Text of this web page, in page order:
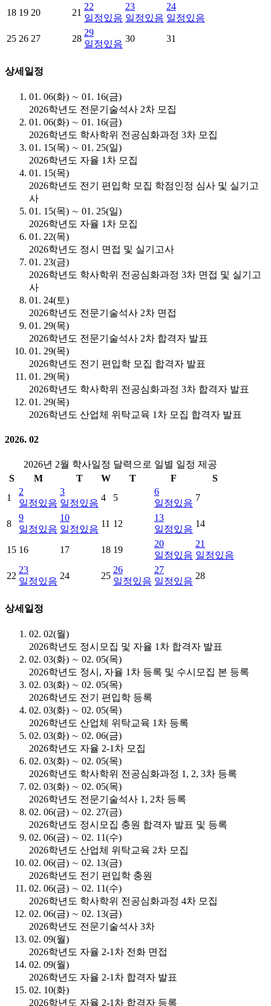
18 19 20 21
22
일정있음
23
일정있음
24
일정있음
25 26 27 28
29
일정있음
30 31
상세일정
01. 06(화) ∼ 01. 16(금)
2026학년도 전문기술석사 2차 모집
01. 06(화) ∼ 01. 16(금)
2026학년도 학사학위 전공심화과정 3차 모집
01. 15(목) ∼ 01. 25(일)
2026학년도 자율 1차 모집
01. 15(목)
2026학년도 전기 편입학 모집 학점인정 심사 및 실기고
사
01. 15(목) ∼ 01. 25(일)
2026학년도 자율 1차 모집
01. 22(목)
2026학년도 정시 면접 및 실기고사
01. 23(금)
2026학년도 학사학위 전공심화과정 3차 면접 및 실기고
사
01. 24(토)
2026학년도 전문기술석사 2차 면접
01. 29(목)
2026학년도 전문기술석사 2차 합격자 발표
01. 29(목)
2026학년도 전기 편입학 모집 합격자 발표
01. 29(목)
2026학년도 학사학위 전공심화과정 3차 합격자 발표
01. 29(목)
2026학년도 산업체 위탁교육 1차 모집 합격자 발표
2026. 02
2026년 2월 학사일정 달력으로 일별 일정 제공
S
M T W T F
S
1
2
일정있음
3
일정있음
4 5
6
일정있음
7
8
9
일정있음
10
일정있음
11 12
13
일정있음
14
15 16 17 18 19
20
일정있음
21
일정있음
22
23
일정있음
24 25
26
일정있음
27
일정있음
28
상세일정
02. 02(월)
2026학년도 정시모집 및 자율 1차 합격자 발표
02. 03(화) ∼ 02. 05(목)
2026학년도 정시, 자율 1차 등록 및 수시모집 본 등록
02. 03(화) ∼ 02. 05(목)
2026학년도 전기 편입학 등록
02. 03(화) ∼ 02. 05(목)
2026학년도 산업체 위탁교육 1차 등록
02. 03(화) ∼ 02. 06(금)
2026학년도 자율 2-1차 모집
02. 03(화) ∼ 02. 05(목)
2026학년도 학사학위 전공심화과정 1, 2, 3차 등록
02. 03(화) ∼ 02. 05(목)
2026학년도 전문기술석사 1, 2차 등록
02. 06(금) ∼ 02. 27(금)
2026학년도 정시모집 충원 합격자 발표 및 등록
02. 06(금) ∼ 02. 11(수)
2026학년도 산업체 위탁교육 2차 모집
02. 06(금) ∼ 02. 13(금)
2026학년도 전기 편입학 충원
02. 06(금) ∼ 02. 11(수)
2026학년도 학사학위 전공심화과정 4차 모집
02. 06(금) ∼ 02. 13(금)
2026학년도 전문기술석사 3차
02. 09(월)
2026학년도 자율 2-1차 전화 면접
02. 09(월)
2026학년도 자율 2-1차 합격자 발표
02. 10(화)
2026학년도 자율 2-1차 합격자 등록